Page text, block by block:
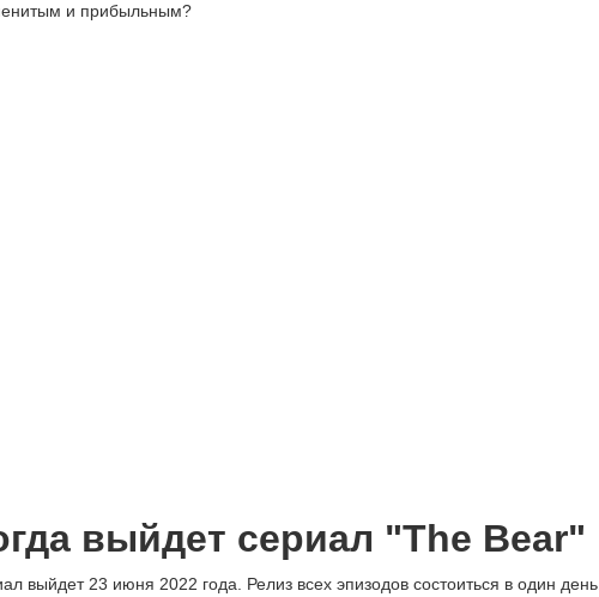
и прибыльным?
выйдет сериал "The Bear"
выйдет 23 июня 2022 года. Релиз всех эпизодов состоиться в один день.